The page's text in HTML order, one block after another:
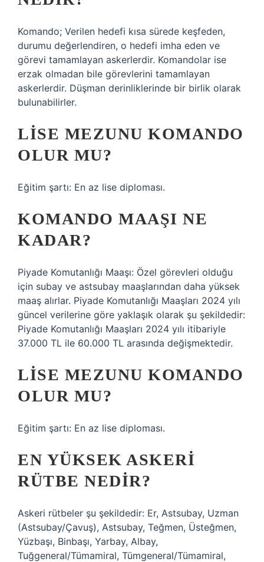
Komando; Verilen hedefi kısa sürede keşfeden,
durumu değerlendiren, o hedefi imha eden ve
görevi tamamlayan askerlerdir. Komandolar ise
erzak olmadan bile görevlerini tamamlayan
askerlerdir. Düşman derinliklerinde bir birlik olarak
bulunabilirler.
LISE MEZUNU KOMANDO
OLUR MU?
Eğitim şartı: En az lise diploması.
KOMANDO MAAŞI NE
KADAR?
Piyade Komutanlığı Maaşı: Özel görevleri olduğu
için subay ve astsubay maaşlarından daha yüksek
maaş alırlar. Piyade Komutanlığı Maaşları 2024 yılı
güncel verilerine göre yaklaşık olarak şu şekildedir:
Piyade Komutanlığı Maaşları 2024 yılı itibariyle
37.000 TL ile 60.000 TL arasında değişmektedir.
LISE MEZUNU KOMANDO
OLUR MU?
Eğitim şartı: En az lise diploması.
EN YÜKSEK ASKERI
RÜTBE NEDIR?
Askeri rütbeler şu şekildedir: Er, Astsubay, Uzman
(Astsubay/Çavuş), Astsubay, Teğmen, Üsteğmen,
Yüzbaşı, Binbaşı, Yarbay, Albay,
Tuğgeneral/Tümamiral, Tümgeneral/Tümamiral,